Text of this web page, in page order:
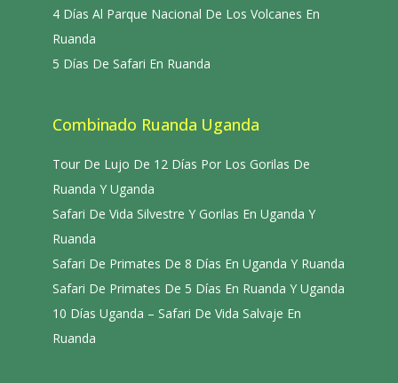
4 Días Al Parque Nacional De Los Volcanes En
Ruanda
5 Días De Safari En Ruanda
Combinado Ruanda Uganda
Tour De Lujo De 12 Días Por Los Gorilas De
Ruanda Y Uganda
Safari De Vida Silvestre Y Gorilas En Uganda Y
Ruanda
Safari De Primates De 8 Días En Uganda Y Ruanda
Safari De Primates De 5 Días En Ruanda Y Uganda
10 Días Uganda – Safari De Vida Salvaje En
Ruanda